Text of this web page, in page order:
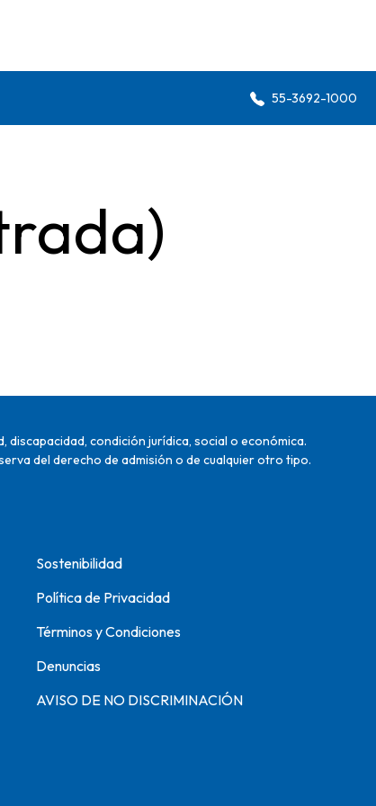
55-3692-1000
condición jurídica, social o económica.
del derecho de admisión o de cualquier otro tipo.
Sostenibilidad
Política de Privacidad
Términos y Condiciones
Denuncias
AVISO DE NO DISCRIMINACIÓN